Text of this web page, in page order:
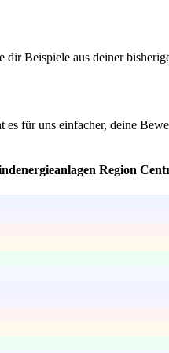
Beispiele aus deiner
für uns einfacher, deine
Region